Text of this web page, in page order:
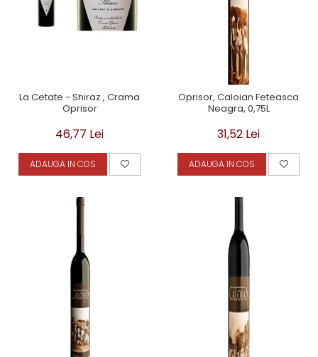
La Cetate - Shiraz , Crama
Oprisor
46,77 Lei
ADAUGA IN COS
Oprisor, Caloian Feteasca
Neagra, 0,75L
31,52 Lei
ADAUGA IN COS